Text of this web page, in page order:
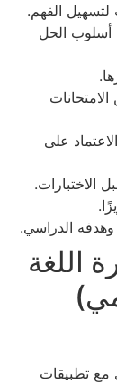
لتسهيل الفهم.
أسلوب الحل
على
الاختبارات.
الدراسي.
اللغة
مع تطبيقات